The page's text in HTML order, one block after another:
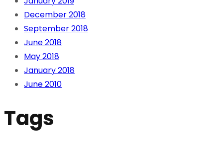
December 2018
September 2018
June 2018
May 2018
January 2018
June 2010
Tags